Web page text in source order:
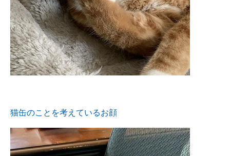
猫缶のことを考えているお顔